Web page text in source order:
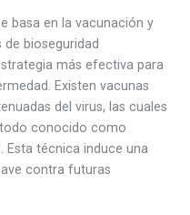
basa en la vacunación y
bioseguridad
más efectiva para
Existen vacunas
del virus, las cuales
conocido como
Esta técnica induce una
contra futuras